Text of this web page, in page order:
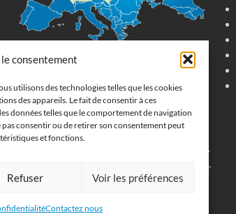
consentement
utilisons des technologies telles que les cookies
des appareils. Le fait de consentir à ces
données telles que le comportement de navigation
pas consentir ou de retirer son consentement peut
et fonctions.
Refuser Voir les préférences
Contactez nous
Imprimerie numérique
grand format
Commandez en ligne l'impression de
supports publicitaires pour votre entreprise.
Nous imprimons : bâche, tissu, film adhésive,
drapeau, oriflamme, affiche, étiquettes et
Belgique, aux Pays-Bas et au Luxembourg et